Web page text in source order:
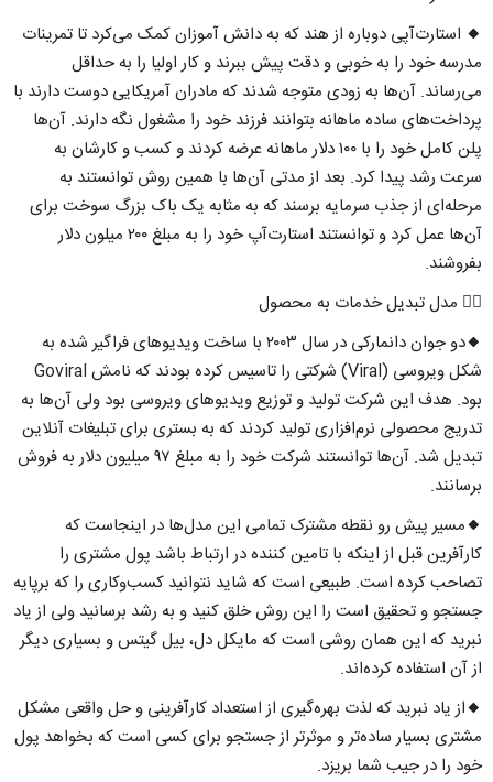
🔸 استارت‌آپی دوباره از هند که به دانش آموزان کمک می‌کرد تا تمرینات
مدرسه خود را به خوبی و دقت پیش ببرند و کار اولیا را به حداقل
می‌رساند. آن‌ها به زودی متوجه شدند که مادران آمریکایی دوست دارند با
پرداخت‌های ساده ماهانه بتوانند فرزند خود را مشغول نگه دارند. آن‌ها
پلن کامل خود را با ۱۰۰ دلار ماهانه عرضه کردند و کسب و کارشان به
سرعت رشد پیدا کرد. بعد از مدتی آن‌ها با همین روش توانستند به
مرحله‌ای از جذب سرمایه برسند که به مثابه یک باک بزرگ سوخت برای
آن‌ها عمل کرد و توانستند استارت‌آپ خود را به مبلغ ۲۰۰ میلون دلار
بفروشند.
۴⃣ مدل تبدیل خدمات به محصول
🔸دو جوان دانمارکی در سال ۲۰۰۳ با ساخت ویدیوهای فراگیر شده به
شکل ویروسی (Viral) شرکتی را تاسیس کرده بودند که نامش Goviral
بود. هدف این شرکت تولید و توزیع ویدیوهای ویروسی بود ولی آن‌ها به
تدریج محصولی نرم‌افزاری تولید کردند که به بستری برای تبلیغات آنلاین
تبدیل شد. آن‌ها توانستند شرکت خود را به مبلغ ۹۷ میلیون دلار به فروش
برسانند.
🔸مسیر پیش رو نقطه مشترک تمامی این مدل‌ها در اینجاست که
کارآفرین قبل از اینکه با تامین کننده در ارتباط باشد پول مشتری را
تصاحب کرده است. طبیعی است که شاید نتوانید کسب‌وکاری را که برپایه
جستجو و تحقیق است را این روش خلق کنید و به رشد برسانید ولی از یاد
نبرید که این همان روشی است که مایکل دل، بیل گیتس و بسیاری دیگر
از آن استفاده کرده‌اند.
🔸از یاد نبرید که لذت بهره‌گیری از استعداد کارآفرینی و حل واقعی مشکل
مشتری بسیار ساده‌تر و موثرتر از جستجو برای کسی است که بخواهد پول
خود را در جیب شما بریزد.